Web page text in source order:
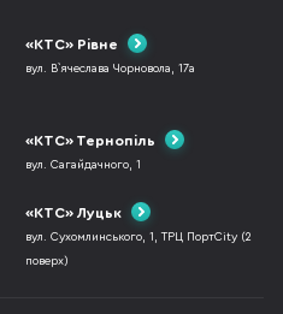
«КТС» Рівне
вул. В`ячеслава Чорновола, 17а
«КТС» Тернопіль
вул. Сагайдачного, 1
«КТС» Луцьк
вул. Сухомлинського, 1, ТРЦ ПортCity (2
поверх)